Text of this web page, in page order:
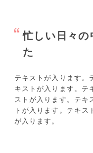
忙しい日々
た
テキストが入ります。
キストが入ります。テ
ストが入ります。テキ
トが入ります。テキ
が入ります。